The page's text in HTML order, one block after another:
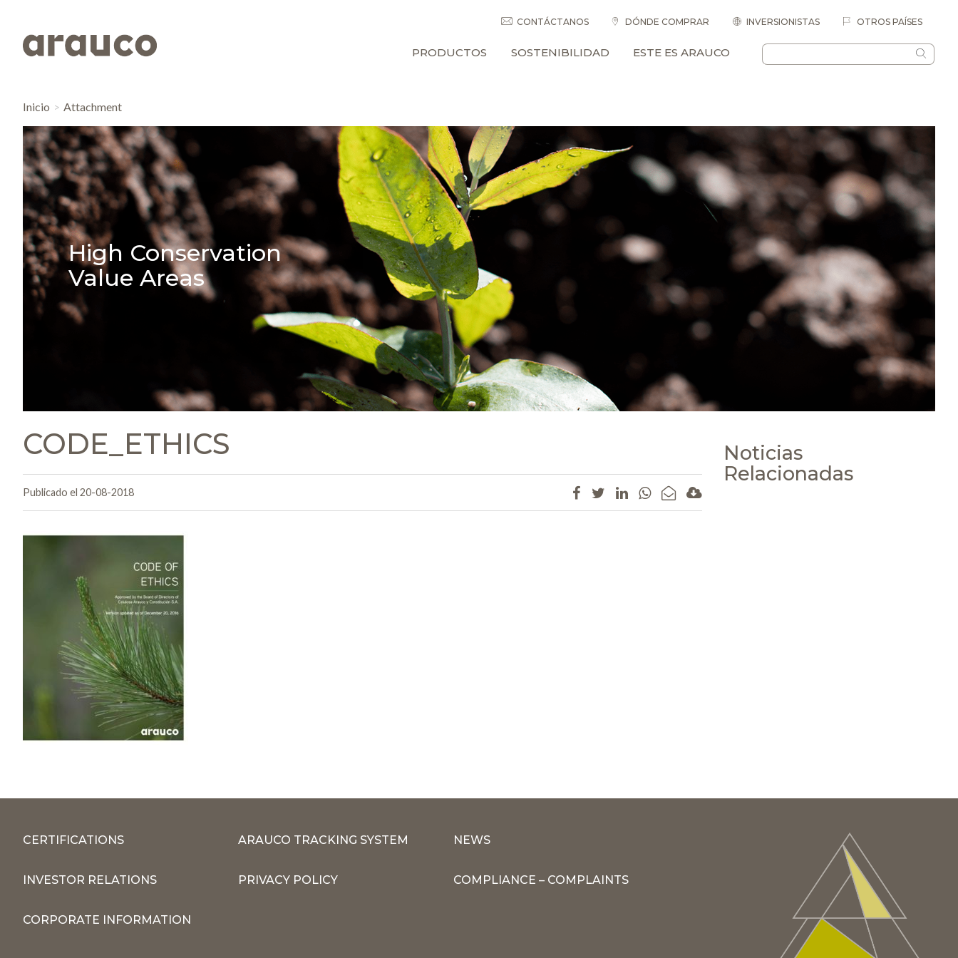
CONTÁCTANOS DÓNDE COMPRAR INVERSIONISTAS OTROS PAÍSES
PRODUCTOS SOSTENIBILIDAD ESTE ES ARAUCO
Inicio Attachment
High Conservation
Value Areas
CODE_ETHICS
Publicado el 20-08-2018
Noticias
Relacionadas
CERTIFICATIONS ARAUCO TRACKING SYSTEM NEWS
INVESTOR RELATIONS PRIVACY POLICY COMPLIANCE – COMPLAINTS
CORPORATE INFORMATION